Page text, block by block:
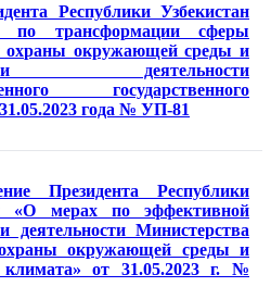
Республики Узбекистан
трансформации сферы
охраны окружающей среды и
деятельности
государственного
года № УП-81
Президента Республики
«О мерах по эффективной
деятельности Министерства
окружающей среды и
климата» от 31.05.2023 г. №